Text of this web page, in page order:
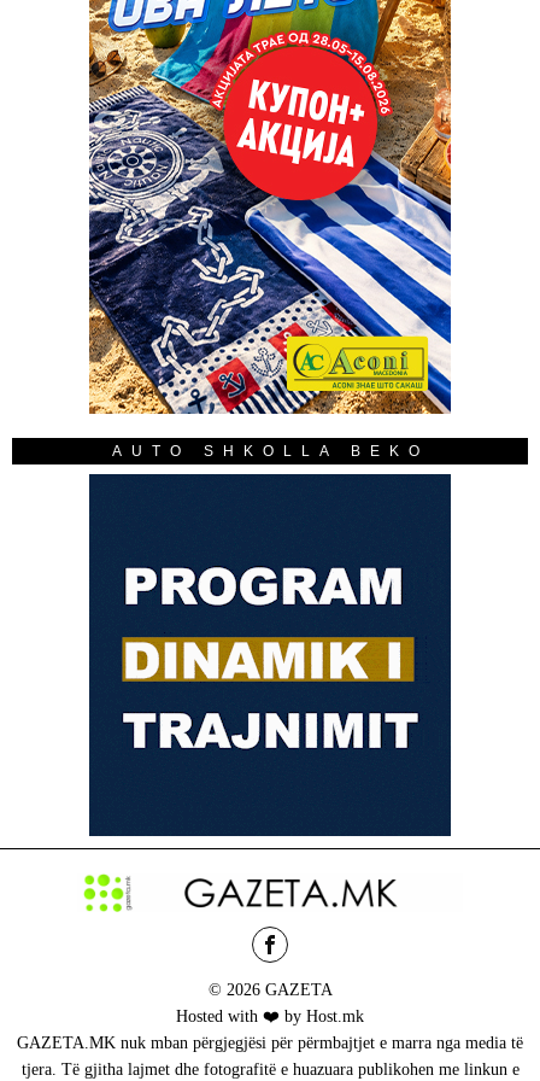
AUTO SHKOLLA BEKO
© 2026 GAZETA
Hosted with ❤️ by Host.mk
GAZETA.MK nuk mban përgjegjësi për përmbajtjet e marra nga media të
tjera. Të gjitha lajmet dhe fotografitë e huazuara publikohen me linkun e